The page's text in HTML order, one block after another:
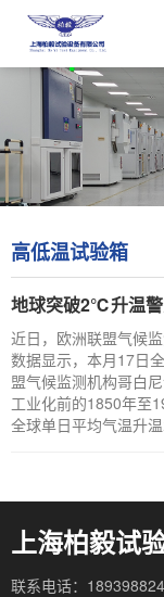
高低温试验箱
地球突破2℃升温警戒线
近日，欧洲联盟气候
数据显示，本月17日
盟气候监测机构哥白
工业化前的1850年至
全球单日平均气温升
上海柏毅试
联系电话：